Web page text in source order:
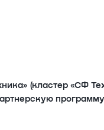
(кластер «СФ